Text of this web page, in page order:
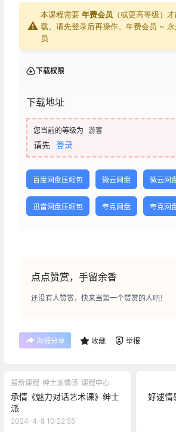
⚠
本课程需要 年费会员 （或更高等级）
载。请先登录后再操作。 年费会员 ~ 永
员
下载权限
下载地址
您当前的等级为 游客
请先 登录
百度网盘压缩包 微云网盘 微云网
迅雷网盘压缩包 夸克网盘 夸克网
点点赞赏，手留余香
还没有人赞赏，快来当第一个赞赏的人吧！
海报分享 收藏 举报
最新课程 绅士派情感 课程中心
承情《魅力对话艺术课》绅士
派
2024-4-8 10:22:55
好逑情